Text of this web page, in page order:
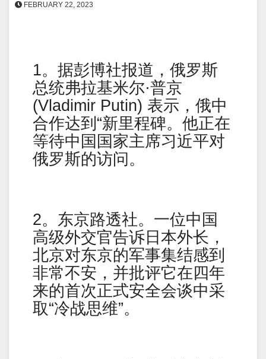
FEBRUARY 22, 2023
1。据彭博社报道，俄罗斯
总统弗拉基米尔·普京
(Vladimir Putin) 表示，俄中
合作达到“新里程碑。他正在
等待中国国家主席习近平对
俄罗斯的访问。
2。东京路透社。一位中国
高级外交官告诉日本外长，
北京对东京的军事集结感到
非常不安，并批评它在四年
来的首次正式安全会谈中采
取“冷战思维”。